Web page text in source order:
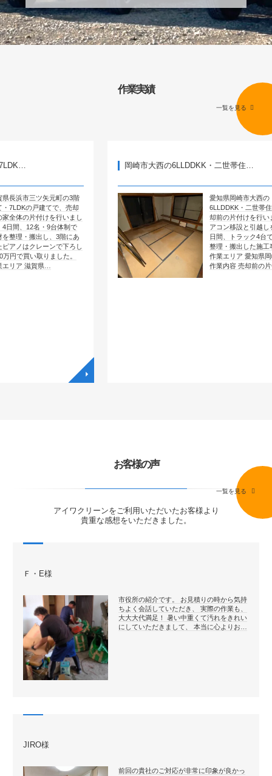
作業実績
一覧を見る
元町の3階
てで、売却
を行いまし
9台体制で
、3階にあ
ンで下ろし
ました。
…
岡崎市大西の6LLDDKK・二世帯住…
愛知県岡崎市大西の
6LLDDKK・二世帯住宅で、売
却前の片付けを行いました。エ
アコン移設と引越しを含めて4
日間、トラック4台で全部屋を
整理・搬出した施工事例です。
作業エリア 愛知県岡崎市大西
作業内容 売却前の片付け …
お客様の声
アイワクリーンをご利用いただいたお客様より
貴重な感想をいただきました。
一覧を見る
Ｆ・E様
市役所の紹介です。 お見積りの時から気持
ちよく会話していただき、 実際の作業も、
大大大代満足！ 暑い中重くて汚れをきれい
にしていただきまして、 本当に心よりお…
JIRO様
前回の貴社のご対応が非常に印象が良かっ